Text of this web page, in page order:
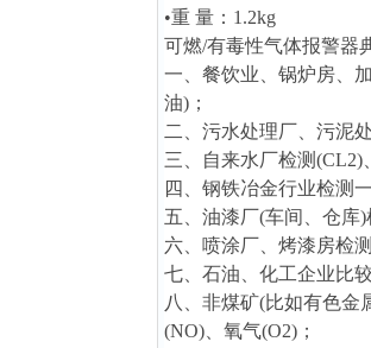
•重 量：1.2kg
可燃/有毒性气体报警器
一、餐饮业、锅炉房、
油)；
二、污水处理厂、污泥
三、自来水厂检测(CL2)
四、钢铁冶金行业检测
五、油漆厂(车间、仓库
六、喷涂厂、烤漆房检
七、石油、化工企业比
八、非煤矿(比如有色金
(NO)、氧气(O2)；